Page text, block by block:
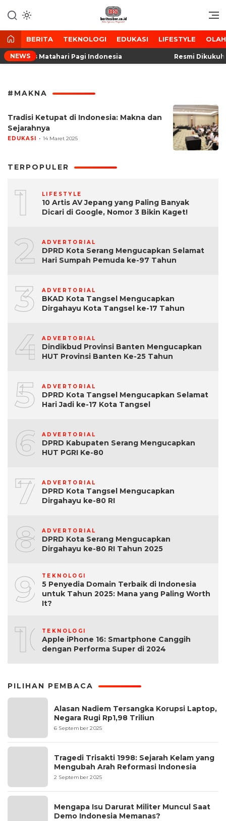
ke
konten
BeritaSiber.co.id
Media Tanggap Dan Akurat
BERITA TEKNOLOGI EDUKASI LIFESTYLE
NEWS
Ormas Matahari Pagi Indonesia Resmi
#MAKNA
Tradisi Ketupat di Indonesia: Makna dan
Sejarahnya
EDUKASI 14 Maret 2025
TERPOPULER
1 LIFESTYLE
10 Artis AV Jepang yang Paling Banyak
Dicari di Google, Nomor 3 Bikin Kaget!
2 ADVERTORIAL
DPRD Kota Serang Mengucapkan Selamat
Hari Sumpah Pemuda ke-97 Tahun
3 ADVERTORIAL
BKAD Kota Tangsel Mengucapkan
Dirgahayu Kota Tangsel ke-17 Tahun
4 ADVERTORIAL
Dindikbud Provinsi Banten Mengucapkan
HUT Provinsi Banten Ke-25 Tahun
5 ADVERTORIAL
DPRD Kota Tangsel Mengucapkan Selamat
Hari Jadi ke-17 Kota Tangsel
6 ADVERTORIAL
DPRD Kabupaten Serang Mengucapkan
HUT PGRI Ke-80
7 ADVERTORIAL
DPRD Kota Tangsel Mengucapkan
Dirgahayu ke-80 RI
8 ADVERTORIAL
DPRD Kota Serang Mengucapkan
Dirgahayu ke-80 RI Tahun 2025
9 TEKNOLOGI
5 Penyedia Domain Terbaik di Indonesia
untuk Tahun 2025: Mana yang Paling Worth
It?
10TEKNOLOGI
Apple iPhone 16: Smartphone Canggih
dengan Performa Super di 2024
PILIHAN PEMBACA
Alasan Nadiem Tersangka Korupsi Laptop,
Negara Rugi Rp1,98 Triliun
6 September 2025
Tragedi Trisakti 1998: Sejarah Kelam yang
Mengubah Arah Reformasi Indonesia
2 September 2025
Mengapa Isu Darurat Militer Muncul Saat
Demo Indonesia Memanas?